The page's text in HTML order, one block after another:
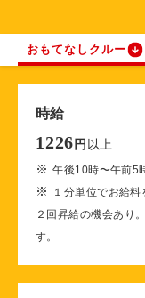
おもてなしクルー
時給
1226 円 以上
※午後10時〜午前5
※
１分単位でお給
２回昇給の機会あり
す。